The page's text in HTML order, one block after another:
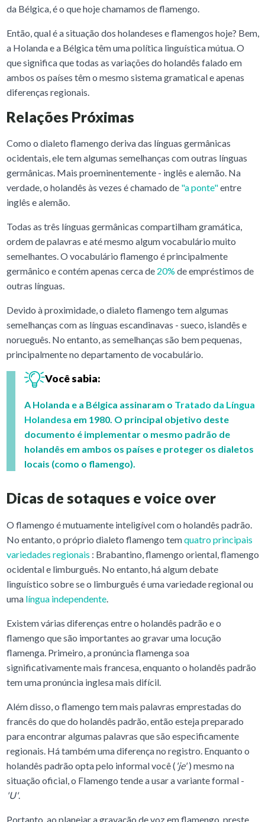
da Bélgica, é o que hoje chamamos de flamengo.
Então, qual é a situação dos holandeses e flamengos hoje? Bem,
a Holanda e a Bélgica têm uma política linguística mútua. O
que significa que todas as variações do holandês falado em
ambos os países têm o mesmo sistema gramatical e apenas
diferenças regionais.
Relações Próximas
Como o dialeto flamengo deriva das línguas germânicas
ocidentais, ele tem algumas semelhanças com outras línguas
germânicas. Mais proeminentemente - inglês e alemão. Na
verdade, o holandês às vezes é chamado de "a ponte"entre
inglês e alemão.
Todas as três línguas germânicas compartilham gramática,
ordem de palavras e até mesmo algum vocabulário muito
semelhantes. O vocabulário flamengo é principalmente
germânico e contém apenas cerca de 20% de empréstimos de
outras línguas.
Devido à proximidade, o dialeto flamengo tem algumas
semelhanças com as línguas escandinavas - sueco, islandês e
norueguês. No entanto, as semelhanças são bem pequenas,
principalmente no departamento de vocabulário.
Você sabia:
A Holanda e a Bélgica assinaram o Tratado da Língua
Holandesa em 1980. O principal objetivo deste
documento é implementar o mesmo padrão de
holandês em ambos os países e proteger os dialetos
locais (como o flamengo).
Dicas de sotaques e voice over
O flamengo é mutuamente inteligível com o holandês padrão.
No entanto, o próprio dialeto flamengo temquatro principais
variedades regionais : Brabantino, flamengo oriental, flamengo
ocidental e limburguês. No entanto, há algum debate
linguístico sobre se o limburguês é uma variedade regional ou
uma língua independente.
Existem várias diferenças entre o holandês padrão e o
flamengo que são importantes ao gravar uma locução
flamenga. Primeiro, a pronúncia flamenga soa
significativamente mais francesa, enquanto o holandês padrão
tem uma pronúncia inglesa mais difícil.
Além disso, o flamengo tem mais palavras emprestadas do
francês do que do holandês padrão, então esteja preparado
para encontrar algumas palavras que são especificamente
regionais. Há também uma diferença no registro. Enquanto o
holandês padrão opta pelo informal você ( 'je') mesmo na
situação oficial, o Flamengo tende a usar a variante formal -
'U'.
Portanto, ao planejar a gravação de voz em flamengo, preste